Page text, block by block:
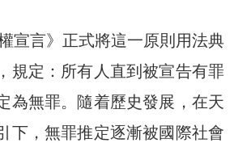
宣言》正式將這一原則用法典
規定：所有人直到被宣告有罪
為無罪。隨着歷史發展，在天
下，無罪推定逐漸被國際社會